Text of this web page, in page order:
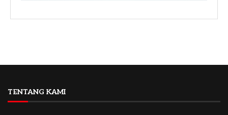
TENTANG KAMI